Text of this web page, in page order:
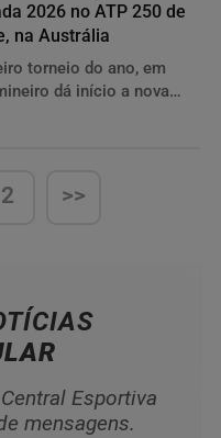
2026 no ATP 250 de
na Austrália
torneio do ano, em
dá início a nova
2 >>
Esportiva
mensagens.